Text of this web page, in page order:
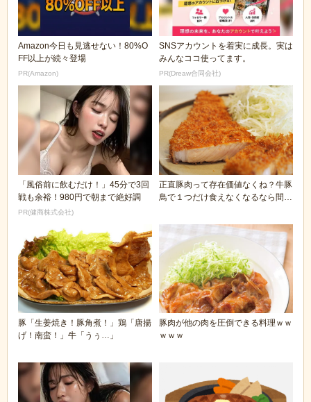
Amazon今日も見逃せない！80%O
FF以上が続々登場
PR(Amazon)
SNSアカウントを着実に成長。実は
みんなココ使ってます。
PR(Dreaw合同会社)
「風俗前に飲むだけ！」45分で3回
戦も余裕！980円で朝まで絶好調
PR(健商株式会社)
正直豚肉って存在価値なくね？牛豚
鳥で１つだけ食えなくなるなら間違
豚「生姜焼き！豚角煮！」鶏「唐揚
げ！南蛮！」牛「うぅ…」
豚肉が他の肉を圧倒できる料理ｗｗ
ｗｗｗ